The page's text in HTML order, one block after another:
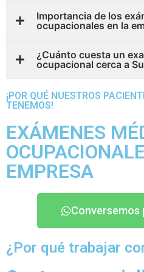
Importancia de los
ocupacionales en la
¿Cuánto cuesta un
ocupacional cerca a
¡POR QUÉ NUESTROS
TENEMOS!
EXÁMENES
EMPRESA
Conversemos
¿Por qué trabajar